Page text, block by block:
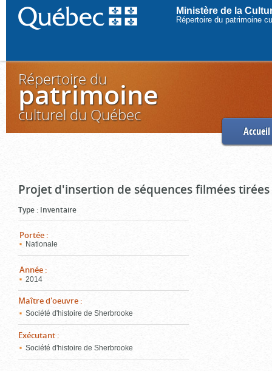
Ministère de la
Répertoire du patrimoine
Répertoire du
patrimoine
culturel du Québec
Accueil
Projet d'insertion de séquences filmées
Type : Inventaire
Portée :
Nationale
Année :
2014
Maître d'oeuvre :
Société d'histoire de Sherbrooke
Exécutant :
Société d'histoire de Sherbrooke